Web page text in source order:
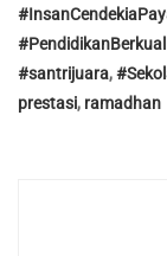
#santrijuara,
prestasi, ramadhan